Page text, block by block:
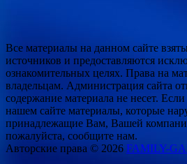
Все материалы на данном сайте
источников и предоставляются
ознакомительных целях. Права на
владельцам. Администрация сайта
содержание материала не несет.
нашем сайте материалы, которые
принадлежащие Вам, Вашей
пожалуйста, сообщите нам.
Авторские права © 2026 FAMILY-